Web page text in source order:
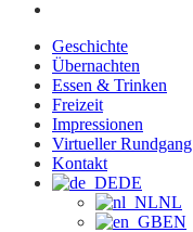
Geschichte
Übernachten
Essen & Trinken
Freizeit
Impressionen
Virtueller Rundgang
Kontakt
DE
NL
EN